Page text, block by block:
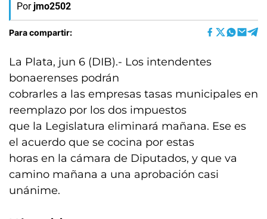
Por jmo2502
Para compartir:
La Plata, jun 6 (DIB).- Los intendentes
bonaerenses podrán
cobrarles a las empresas tasas municipales en
reemplazo por los dos impuestos
que la Legislatura eliminará mañana. Ese es
el acuerdo que se cocina por estas
horas en la cámara de Diputados, y que va
camino mañana a una aprobación casi
unánime.